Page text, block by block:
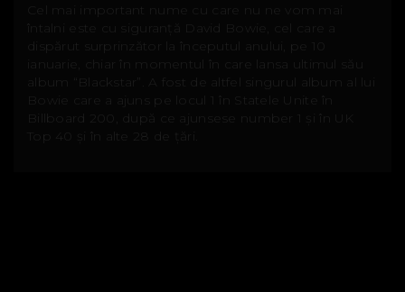
Cel mai important nume cu care nu ne vom mai
întalni este cu siguranță David Bowie, cel care a
dispărut surprinzător la începutul anului, pe 10
ianuarie, chiar în momentul în care lansa ultimul său
album “Blackstar”. A fost de altfel singurul album al lui
Bowie care a ajuns pe locul 1 în Statele Unite în
Billboard 200, după ce ajunsese number 1 și în UK
Top 40 și în alte 28 de țări.